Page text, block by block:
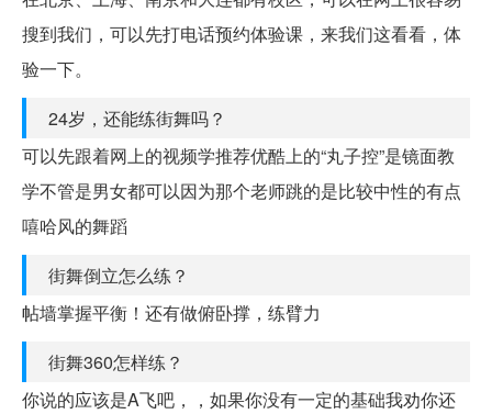
搜到我们，可以先打电话预约体验课，来我们这看看，体
验一下。
24岁，还能练街舞吗？
可以先跟着网上的视频学推荐优酷上的“丸子控”是镜面教
学不管是男女都可以因为那个老师跳的是比较中性的有点
嘻哈风的舞蹈
街舞倒立怎么练？
帖墙掌握平衡！还有做俯卧撑，练臂力
街舞360怎样练？
你说的应该是A飞吧，，如果你没有一定的基础我劝你还